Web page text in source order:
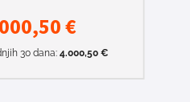
€
30 dana: 4.000,50 €